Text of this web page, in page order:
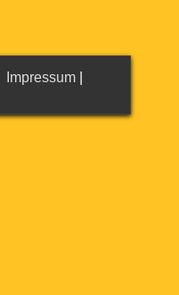
Impressum